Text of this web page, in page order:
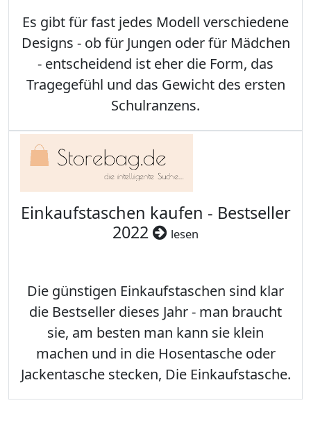
Es gibt für fast jedes Modell verschiedene
Designs - ob für Jungen oder für Mädchen
- entscheidend ist eher die Form, das
Tragegefühl und das Gewicht des ersten
Schulranzens.
Einkaufstaschen kaufen - Bestseller
2022
lesen
Die günstigen Einkaufstaschen sind klar
die Bestseller dieses Jahr - man braucht
sie, am besten man kann sie klein
machen und in die Hosentasche oder
Jackentasche stecken, Die Einkaufstasche.